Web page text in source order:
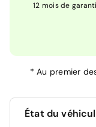
12 mois de
*Au premier
État du